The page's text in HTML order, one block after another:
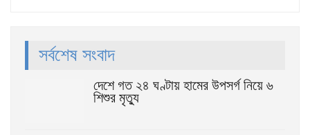
সর্বশেষ সংবাদ
দেশে গত ২৪ ঘণ্টায় হামের উপসর্গ নিয়ে ৬
শিশুর মৃত্যু